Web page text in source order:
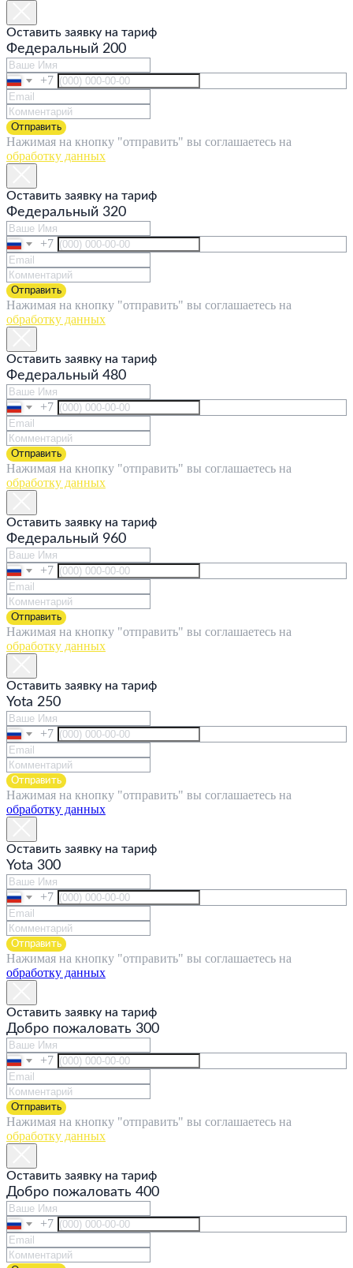
Оставить заявку на тариф
Федеральный 200
+7
Отправить
Нажимая на кнопку "отправить" вы соглашаетесь на
обработку данных
Оставить заявку на тариф
Федеральный 320
+7
Отправить
Нажимая на кнопку "отправить" вы соглашаетесь на
обработку данных
Оставить заявку на тариф
Федеральный 480
+7
Отправить
Нажимая на кнопку "отправить" вы соглашаетесь на
обработку данных
Оставить заявку на тариф
Федеральный 960
+7
Отправить
Нажимая на кнопку "отправить" вы соглашаетесь на
обработку данных
Оставить заявку на тариф
Yota 250
+7
Отправить
Нажимая на кнопку "отправить" вы соглашаетесь на
обработку данных
Оставить заявку на тариф
Yota 300
+7
Отправить
Нажимая на кнопку "отправить" вы соглашаетесь на
обработку данных
Оставить заявку на тариф
Добро пожаловать 300
+7
Отправить
Нажимая на кнопку "отправить" вы соглашаетесь на
обработку данных
Оставить заявку на тариф
Добро пожаловать 400
+7